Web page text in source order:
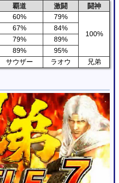
覇道 激闘
闘神
60% 79%
100%
67%
84%
79%
89%
89%
95%
サウザー ラオウ 兄弟